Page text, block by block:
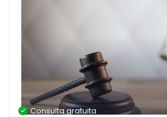
Consulta gratuita